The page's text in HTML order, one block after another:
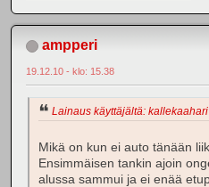
ampperi
19.12.10 - klo: 15.38
Lainaus käyttäjältä:
Mikä on kun ei auto tänään
Ensimmäisen tankin ajoin
alussa sammui ja ei enää